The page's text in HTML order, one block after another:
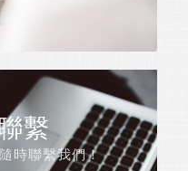
繫
時聯繫我們！